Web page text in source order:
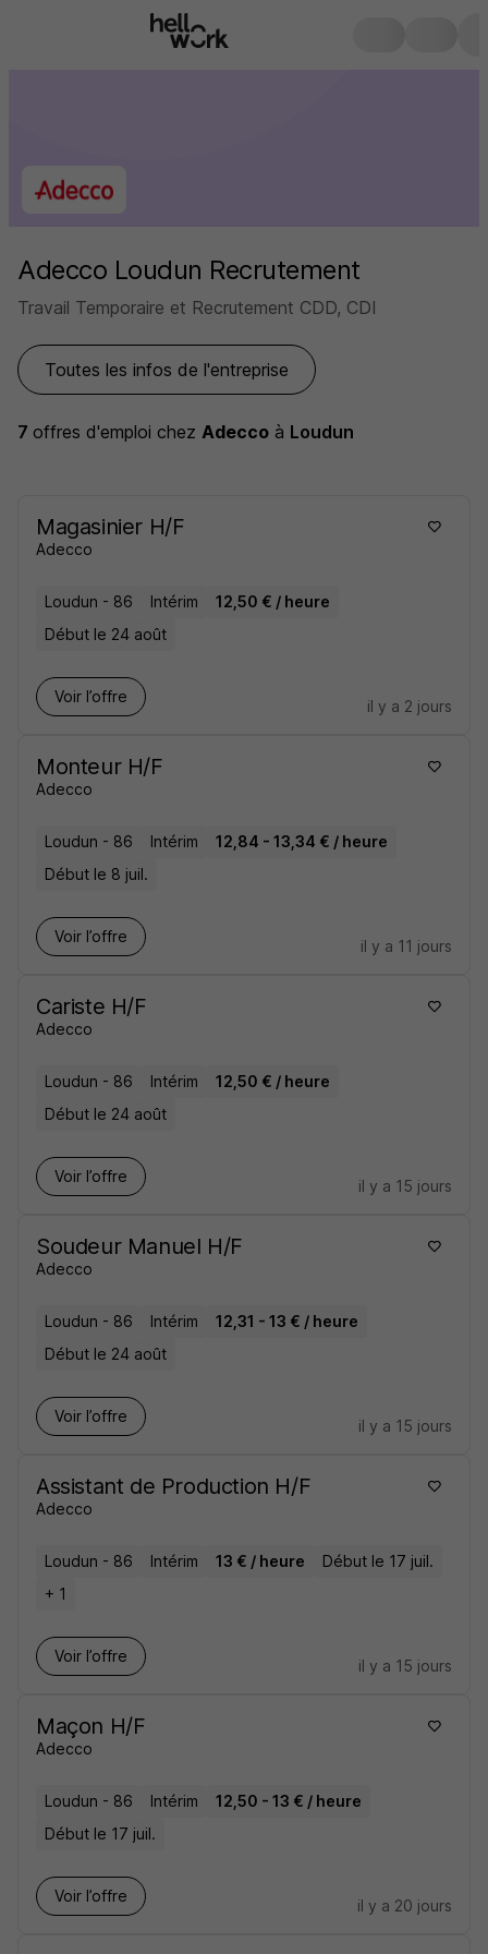
Adecco Loudun Recrutement
Travail Temporaire et Recrutement CDD, CDI
Toutes les infos de l'entreprise
7 offres d'emploi chez Adecco à Loudun
Magasinier H/F
Adecco
Loudun - 86 Intérim
12,50 € / heure
Début le 24 août
Voir l’offre
il y a 2 jours
Monteur H/F
Adecco
Loudun - 86 Intérim
12,84 - 13,34 € / heure
Début le 8 juil.
Voir l’offre
il y a 11 jours
Cariste H/F
Adecco
Loudun - 86 Intérim
12,50 € / heure
Début le 24 août
Voir l’offre
il y a 15 jours
Soudeur Manuel H/F
Adecco
Loudun - 86 Intérim
12,31 - 13 € / heure
Début le 24 août
Voir l’offre
il y a 15 jours
Assistant de Production H/F
Adecco
Loudun - 86 Intérim 13 € / heure
Début le 17 juil.
+ 1
Voir l’offre
il y a 15 jours
Maçon H/F
Adecco
Loudun - 86 Intérim
12,50 - 13 € / heure
Début le 17 juil.
Voir l’offre
il y a 20 jours